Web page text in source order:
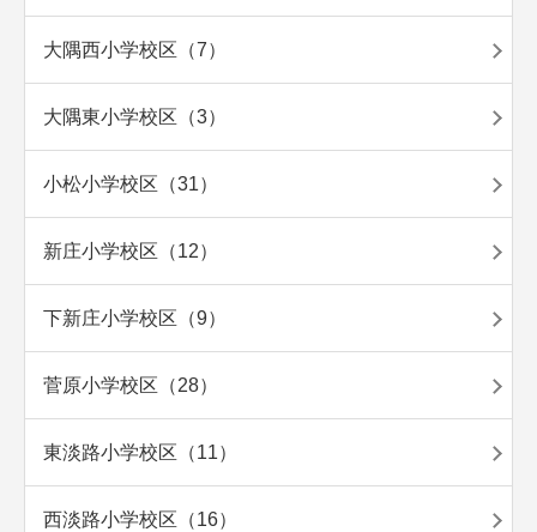
大隅西小学校区（7）
大隅東小学校区（3）
小松小学校区（31）
新庄小学校区（12）
下新庄小学校区（9）
菅原小学校区（28）
東淡路小学校区（11）
西淡路小学校区（16）